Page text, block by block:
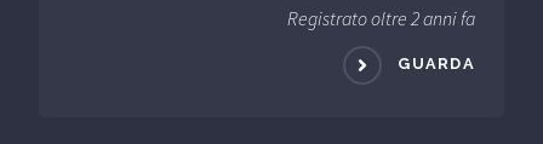
Registrato oltre 2 anni fa
GUARDA